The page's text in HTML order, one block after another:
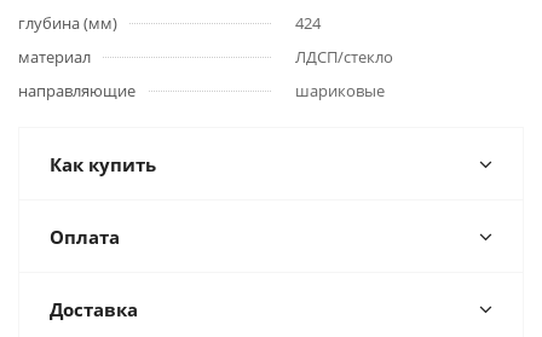
глубина (мм)
424
материал
ЛДСП/стекло
направляющие
шариковые
Как купить
Оплата
Доставка